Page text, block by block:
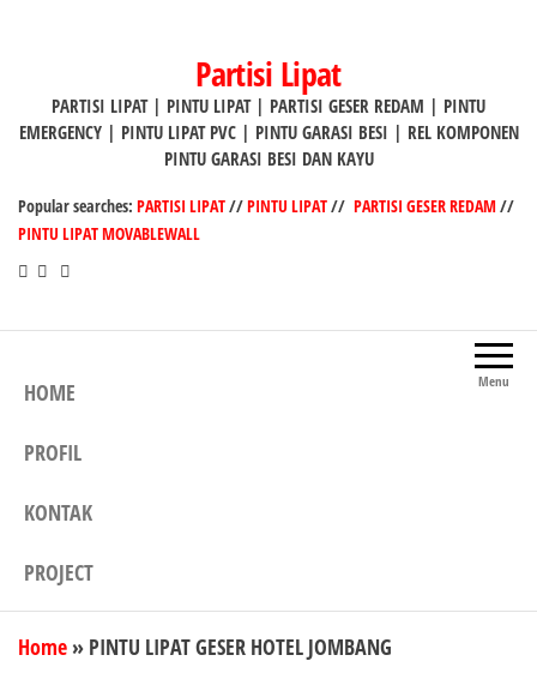
Partisi Lipat
PARTISI LIPAT | PINTU LIPAT | PARTISI GESER REDAM | PINTU
EMERGENCY | PINTU LIPAT PVC | PINTU GARASI BESI | REL KOMPONEN
PINTU GARASI BESI DAN KAYU
Popular searches: PARTISI LIPAT//PINTU LIPAT// PARTISI GESER REDAM//
PINTU LIPAT MOVABLEWALL
Menu
HOME
PROFIL
KONTAK
PROJECT
Home » PINTU LIPAT GESER HOTEL JOMBANG